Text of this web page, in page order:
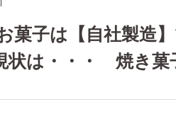
菓子は【自社製造
状は・・・ 焼き